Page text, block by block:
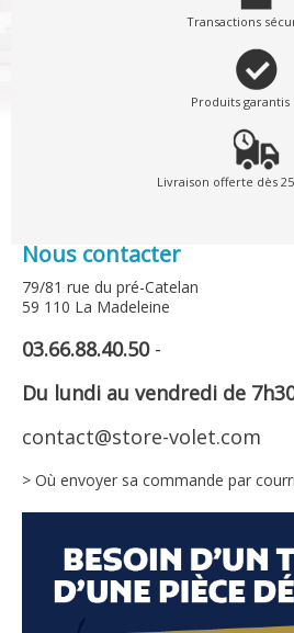
Transactions
Produits garantis
Livraison offerte dès
Nous contacter
79/81 rue du pré-Catelan
59 110 La Madeleine
03.66.88.40.50-
Du lundi au vendredi de
contact@store-volet.com
> Où envoyer sa commande par